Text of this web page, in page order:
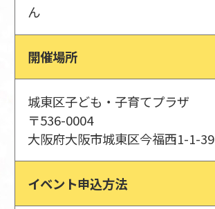
ん
開催場所
城東区子ども・子育てプラザ
〒536-0004
大阪府大阪市城東区今福西1-1-39
イベント申込方法